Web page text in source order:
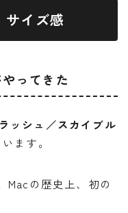
イズ感
ってきた
ッシュ／スカイブル
ます。
Macの歴史上、初の